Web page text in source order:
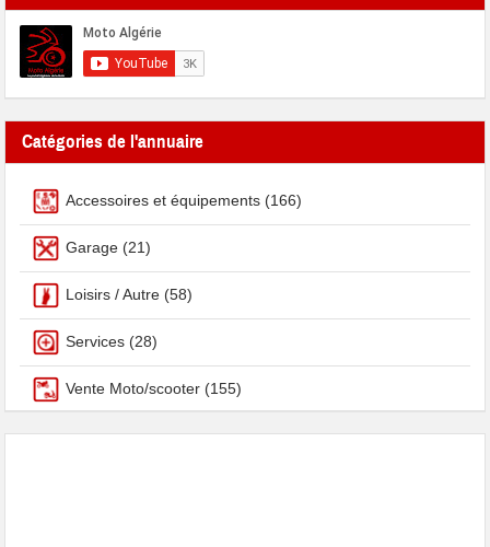
Catégories de l'annuaire
Accessoires et équipements (166)
Garage (21)
Loisirs / Autre (58)
Services (28)
Vente Moto/scooter (155)